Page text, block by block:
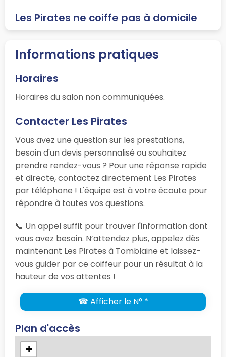
Les Pirates ne coiffe pas à domicile
Informations pratiques
Horaires
Horaires du salon non communiquées.
Contacter Les Pirates
Vous avez une question sur les prestations,
besoin d'un devis personnalisé ou souhaitez
prendre rendez-vous ? Pour une réponse rapide
et directe, contactez directement Les Pirates
par téléphone ! L'équipe est à votre écoute pour
répondre à toutes vos questions.
📞 Un appel suffit pour trouver l'information dont
vous avez besoin. N’attendez plus, appelez dès
maintenant Les Pirates à Tomblaine et laissez-
vous guider par ce coiffeur pour un résultat à la
hauteur de vos attentes !
☎ Afficher le N° *
Plan d'accès
+